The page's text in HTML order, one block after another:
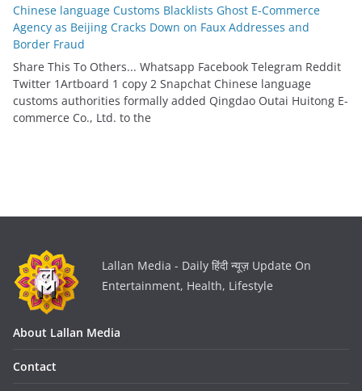
Chinese language Customs Blacklists Ghost E-Commerce
Agency as Beijing Cracks Down on Faux Addresses and
Border Fraud
Share This To Others... Whatsapp Facebook Telegram Reddit
Twitter 1Artboard 1 copy 2 Snapchat Chinese language
customs authorities formally added Qingdao Outai Huitong E-
commerce Co., Ltd. to the
Lallan Media - Daily हिंदी न्यूज़ Update On
Entertainment, Health, Lifestyle
About Lallan Media
Contact